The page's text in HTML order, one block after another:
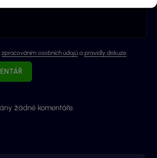
zpracováním osobních údajů a pravidly diskuze.
žádné komentáře.